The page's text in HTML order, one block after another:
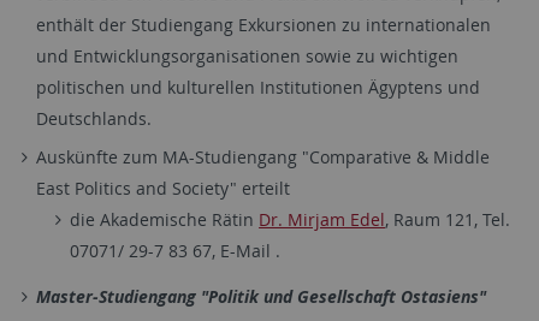
enthält der Studiengang Exkursionen zu internationalen
und Entwicklungsorganisationen sowie zu wichtigen
politischen und kulturellen Institutionen Ägyptens und
Deutschlands.
Auskünfte zum MA-Studiengang "Comparative & Middle
East Politics and Society" erteilt
die Akademische Rätin Dr. Mirjam Edel, Raum 121, Tel.
07071/ 29-7 83 67, E-Mail .
Master-Studiengang "Politik und Gesellschaft Ostasiens"